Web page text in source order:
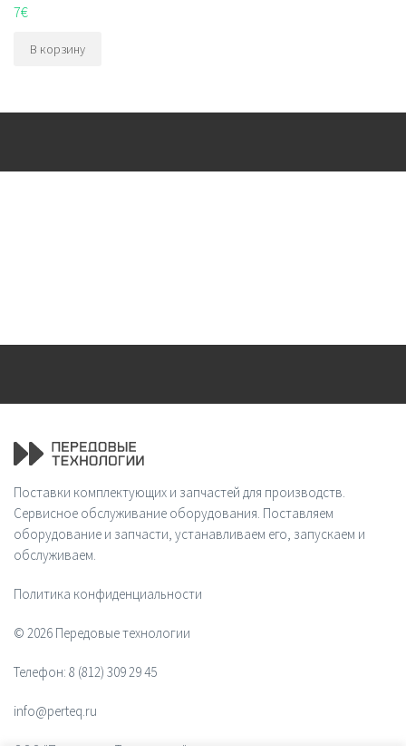
7€
В корзину
Поставки комплектующих и запчастей для производств.
Сервисное обслуживание оборудования. Поставляем
оборудование и запчасти, устанавливаем его, запускаем и
обслуживаем.
Политика конфиденциальности
© 2026 Передовые технологии
Телефон: 8 (812) 309 29 45
info@perteq.ru
ООО "Передовые Технологии"